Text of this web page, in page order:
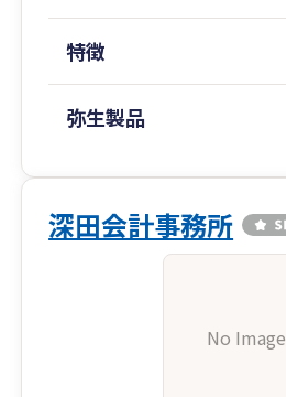
特徴
弥生製品
深田会計事務所
No Image